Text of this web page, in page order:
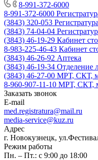
8-991-372-6000
8-991-372-6000
(3843) 320-053 Регистратура
(3843) 74-04-04
(3843) 46-19-29 Кабинет
8-983-225-46-43 Кабинет
(3843) 46-26-92 Аптека
(3843) 46-19-34 Отделение
(3843) 46-27-00 МРТ, СКТ,
8-960-907-11-10 МРТ, СКТ,
Заказать звонок
E-mail
med.registratura@mail.ru
media-service@kuz.ru
Адрес
г. Новокузнецк,
Режим работы
Пн. – Пт.: с 9:00 до 18:00